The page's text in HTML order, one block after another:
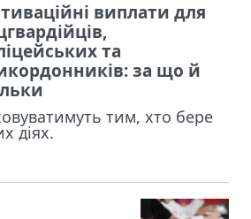
виплати для
та
за що й
тим, хто бере
діях.